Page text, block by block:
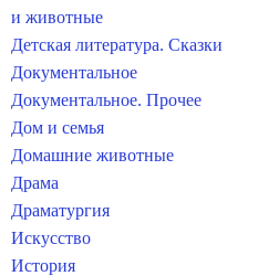
и животные
Детская литература. Сказки
Документальное
Документальное. Прочее
Дом и семья
Домашние животные
Драма
Драматургия
Искусство
История